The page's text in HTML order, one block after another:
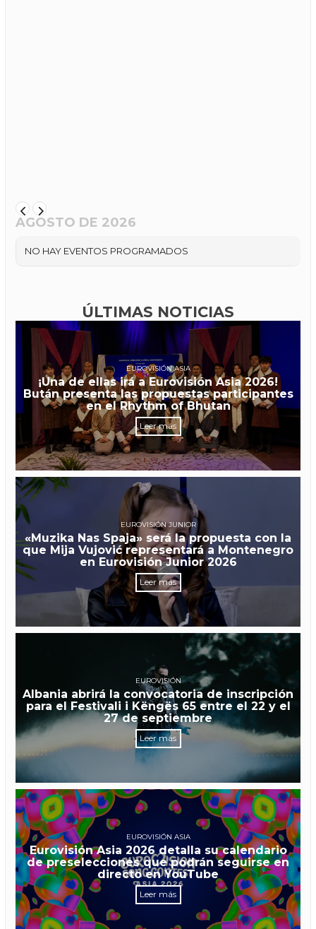
AGOSTO DE 2026
NO HAY EVENTOS PROGRAMADOS
ÚLTIMAS NOTICIAS
EUROVISIÓN ASIA
¡Una de ellas irá a Eurovisión Asia 2026!
Bután presenta las propuestas participantes
en el Rhythm of Bhutan
Leer más
EUROVISIÓN JUNIOR
«Muzika Nas Spaja» será la propuesta con la
que Mija Vujović representará a Montenegro
en Eurovisión Junior 2026
Leer más
EUROVISIÓN
Albania abrirá la convocatoria de inscripción
para el Festivali i Këngës 65 entre el 22 y el
27 de septiembre
Leer más
EUROVISIÓN ASIA
Eurovisión Asia 2026 detalla su calendario
de preselecciones que podrán seguirse en
directo en YouTube
Leer más